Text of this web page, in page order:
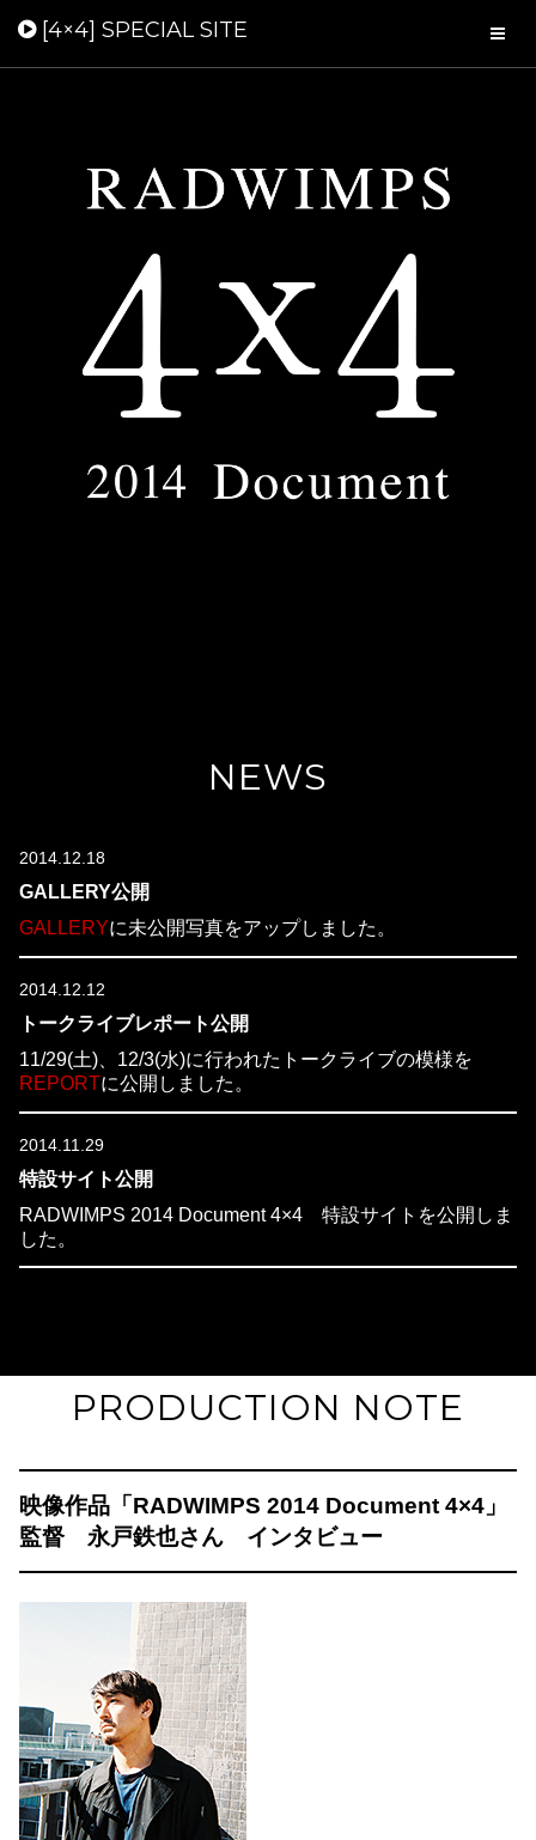
[4×4] SPECIAL SITE
NEWS
2014.12.18
GALLERY公開
GALLERYに未公開写真をアップしました。
2014.12.12
トークライブレポート公開
11/29(土)、12/3(水)に行われたトークライブの模様を
REPORTに公開しました。
2014.11.29
特設サイト公開
RADWIMPS 2014 Document 4×4 特設サイトを公開しま
した。
PRODUCTION NOTE
映像作品「RADWIMPS 2014 Document 4×4」
監督 永戸鉄也さん インタビュー